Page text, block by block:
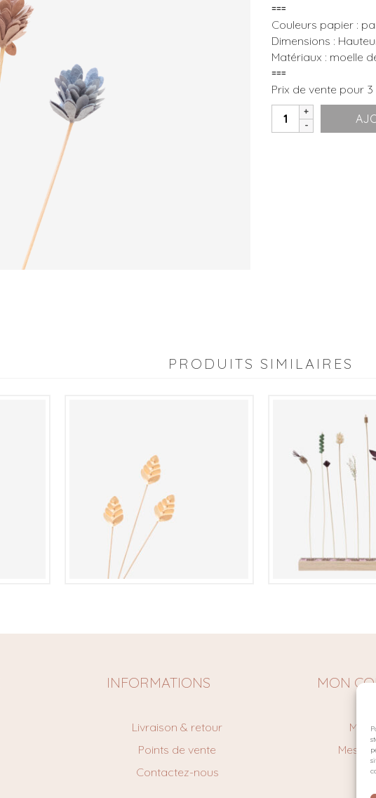
⩶
Couleurs papier :
Dimensions :
Matériaux : moelle
⩶
Prix de vente pour
quantité
PRODUITS SIMILAIRES
INFORMATIONS
Livraison & retour
Points de vente
Contactez-nous
MON
Mon
Mes